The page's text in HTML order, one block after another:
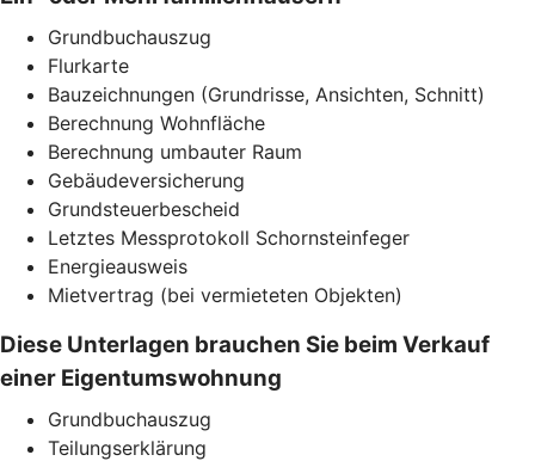
Grundbuchauszug
Flurkarte
Bauzeichnungen (Grundrisse, Ansichten, Schnitt)
Berechnung Wohnfläche
Berechnung umbauter Raum
Gebäudeversicherung
Grundsteuerbescheid
Letztes Messprotokoll Schornsteinfeger
Energieausweis
Mietvertrag (bei vermieteten Objekten)
Diese Unterlagen brauchen Sie beim Verkauf
einer Eigentumswohnung
Grundbuchauszug
Teilungserklärung